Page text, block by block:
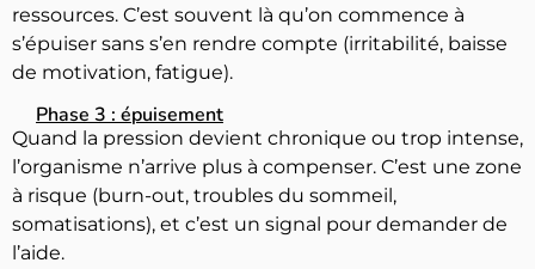
ressources. C’est souvent là qu’on commence à
s’épuiser sans s’en rendre compte (irritabilité, baisse
de motivation, fatigue).
Phase 3 : épuisement
Quand la pression devient chronique ou trop intense,
l’organisme n’arrive plus à compenser. C’est une zone
à risque (burn-out, troubles du sommeil,
somatisations), et c’est un signal pour demander de
l’aide.